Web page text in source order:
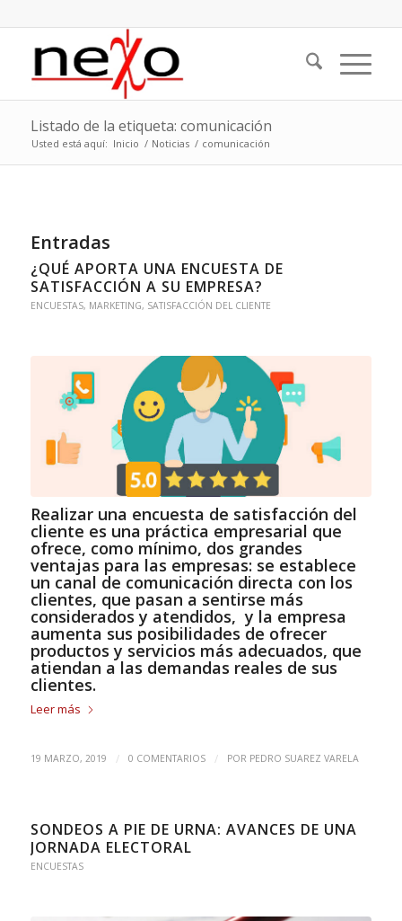
Listado de la etiqueta: comunicación
Usted está aquí: Inicio / Noticias / comunicación
Entradas
¿QUÉ APORTA UNA ENCUESTA DE
SATISFACCIÓN A SU EMPRESA?
ENCUESTAS, MARKETING, SATISFACCIÓN DEL CLIENTE
Realizar una encuesta de satisfacción del
cliente es una práctica empresarial que
ofrece, como mínimo, dos grandes
ventajas para las empresas: se establece
un canal de comunicación directa con los
clientes, que pasan a sentirse más
considerados y atendidos, y la empresa
aumenta sus posibilidades de ofrecer
productos y servicios más adecuados, que
atiendan a las demandas reales de sus
clientes.
Leer más
19 MARZO, 2019 / 0 COMENTARIOS / POR PEDRO SUAREZ VARELA
SONDEOS A PIE DE URNA: AVANCES DE UNA
JORNADA ELECTORAL
ENCUESTAS